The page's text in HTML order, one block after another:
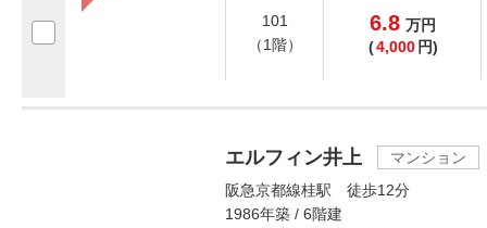
101
（1階）
6.8 万円
(4,000 円)
エルフィン井上
マンション
阪急京都線桂駅 徒歩12分
1986年築 / 6階建